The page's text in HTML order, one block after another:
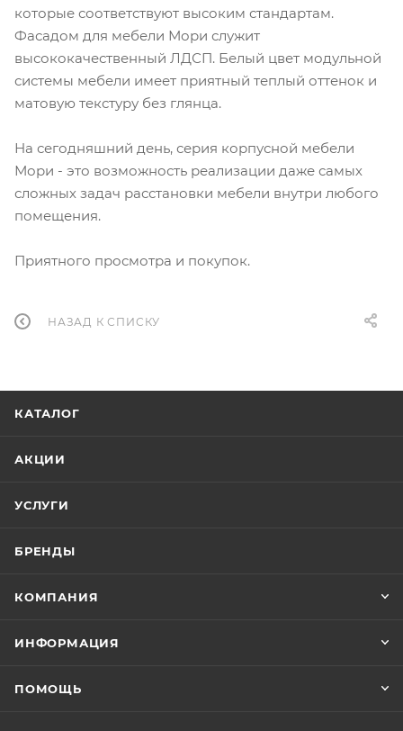
которые соответствуют высоким стандартам.
Фасадом для мебели Мори служит
высококачественный ЛДСП. Белый цвет модульной
системы мебели имеет приятный теплый оттенок и
матовую текстуру без глянца.
На сегодняшний день, серия корпусной мебели
Мори - это возможность реализации даже самых
сложных задач расстановки мебели внутри любого
помещения.
Приятного просмотра и покупок.
НАЗАД К СПИСКУ
КАТАЛОГ
АКЦИИ
УСЛУГИ
БРЕНДЫ
КОМПАНИЯ
ИНФОРМАЦИЯ
ПОМОЩЬ